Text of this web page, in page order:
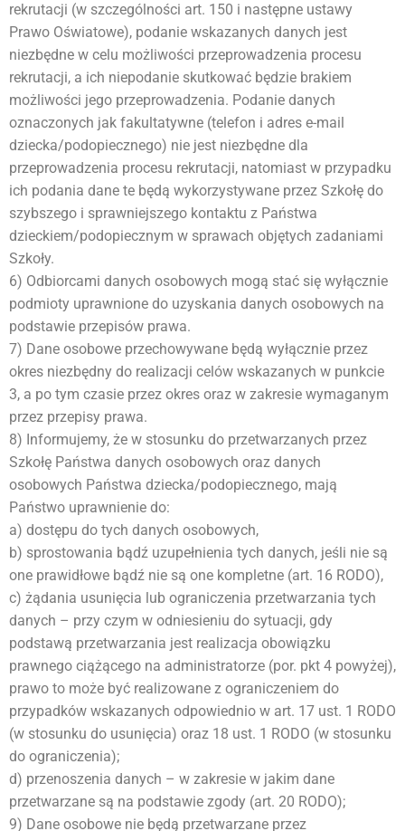
rekrutacji (w szczególności art. 150 i następne ustawy
Prawo Oświatowe), podanie wskazanych danych jest
niezbędne w celu możliwości przeprowadzenia procesu
rekrutacji, a ich niepodanie skutkować będzie brakiem
możliwości jego przeprowadzenia. Podanie danych
oznaczonych jak fakultatywne (telefon i adres e-mail
dziecka/podopiecznego) nie jest niezbędne dla
przeprowadzenia procesu rekrutacji, natomiast w przypadku
ich podania dane te będą wykorzystywane przez Szkołę do
szybszego i sprawniejszego kontaktu z Państwa
dzieckiem/podopiecznym w sprawach objętych zadaniami
Szkoły.
6) Odbiorcami danych osobowych mogą stać się wyłącznie
podmioty uprawnione do uzyskania danych osobowych na
podstawie przepisów prawa.
7) Dane osobowe przechowywane będą wyłącznie przez
okres niezbędny do realizacji celów wskazanych w punkcie
3, a po tym czasie przez okres oraz w zakresie wymaganym
przez przepisy prawa.
8) Informujemy, że w stosunku do przetwarzanych przez
Szkołę Państwa danych osobowych oraz danych
osobowych Państwa dziecka/podopiecznego, mają
Państwo uprawnienie do:
a) dostępu do tych danych osobowych,
b) sprostowania bądź uzupełnienia tych danych, jeśli nie są
one prawidłowe bądź nie są one kompletne (art. 16 RODO),
c) żądania usunięcia lub ograniczenia przetwarzania tych
danych – przy czym w odniesieniu do sytuacji, gdy
podstawą przetwarzania jest realizacja obowiązku
prawnego ciążącego na administratorze (por. pkt 4 powyżej),
prawo to może być realizowane z ograniczeniem do
przypadków wskazanych odpowiednio w art. 17 ust. 1 RODO
(w stosunku do usunięcia) oraz 18 ust. 1 RODO (w stosunku
do ograniczenia);
d) przenoszenia danych – w zakresie w jakim dane
przetwarzane są na podstawie zgody (art. 20 RODO);
9) Dane osobowe nie będą przetwarzane przez